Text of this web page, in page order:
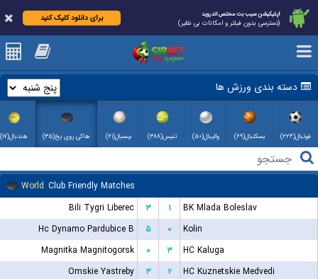
اپلیکیشن سیب بت مختص اندروید
(دسترسی بدون فیلتر و امکانات بی نظیر)
برای دانلود کلیک کنید
دسته بندی ورزش ها
فوتبال(۲۲۴) بسکتبال(۶۹) والیبال(۵۰) تنیس(۳۸۸) بیسبال(۶۱) هاکی روی یخ(۳۵) هندبال(۱۷)
World Club Friendly Matches
Bili Tygri Liberec
۳ ۱
BK Mlada Boleslav
Hc Dynamo Pardubice B
۵ ۰
Kolin
Magnitka Magnitogorsk
۰ ۳
HC Kaluga
Omskie Yastreby
۳ ۲
HC Kuznetskie Medvedi